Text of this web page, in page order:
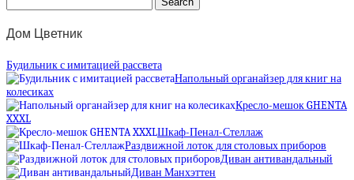
Дом Цветник
Будильник с имитацией рассвета
Напольный органайзер для книг на
колесиках
Кресло-мешок GHENTA
XXXL
Шкаф-Пенал-Стеллаж
Раздвижной лоток для столовых приборов
Диван антивандальный
Диван Манхэттен